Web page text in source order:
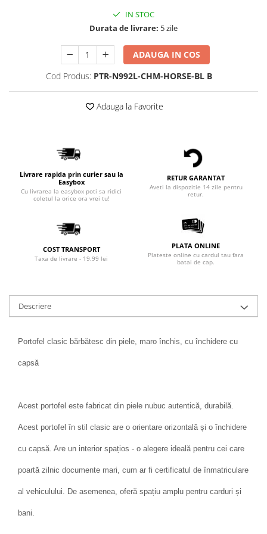
IN STOC
Durata de livrare: 5 zile
ADAUGA IN COS
Cod Produs: PTR-N992L-CHM-HORSE-BL B
Adauga la Favorite
Livrare rapida prin curier sau la
Easybox
Cu livrarea la easybox poti sa ridici
coletul la orice ora vrei tu!
RETUR GARANTAT
Aveti la dispozitie 14 zile pentru
retur.
COST TRANSPORT
Taxa de livrare - 19.99 lei
PLATA ONLINE
Plateste online cu cardul tau fara
batai de cap.
Descriere
Portofel clasic bărbătesc din piele, maro închis, cu închidere cu
capsă
Acest portofel este fabricat din piele nubuc autentică, durabilă.
Acest portofel în stil clasic are o orientare orizontală și o închidere
cu capsă. Are un interior spațios - o alegere ideală pentru cei care
poartă zilnic documente mari, cum ar fi certificatul de înmatriculare
al vehiculului. De asemenea, oferă spațiu amplu pentru carduri și
bani.